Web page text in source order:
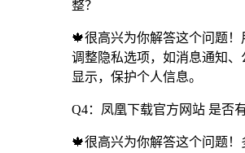
整？
🍁很高兴为你解答这个问题
调整隐私选项，如消息通知
显示，保护个人信息。
Q4：凤凰下载官方网站 是否
🍁很高兴为你解答这个问题